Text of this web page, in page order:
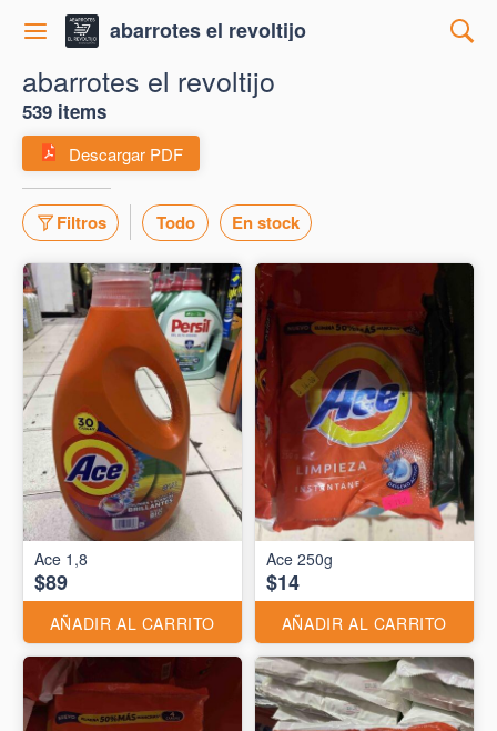
abarrotes el revoltijo
abarrotes el revoltijo
539 items
Descargar PDF
Filtros Todo En stock
Ace 1,8
$89
AÑADIR AL CARRITO
Ace 250g
$14
AÑADIR AL CARRITO